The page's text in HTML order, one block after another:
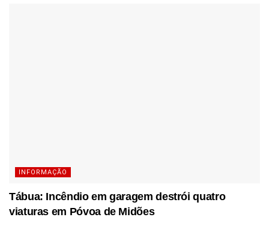
INFORMAÇÃO
Tábua: Incêndio em garagem destrói quatro
viaturas em Póvoa de Midões